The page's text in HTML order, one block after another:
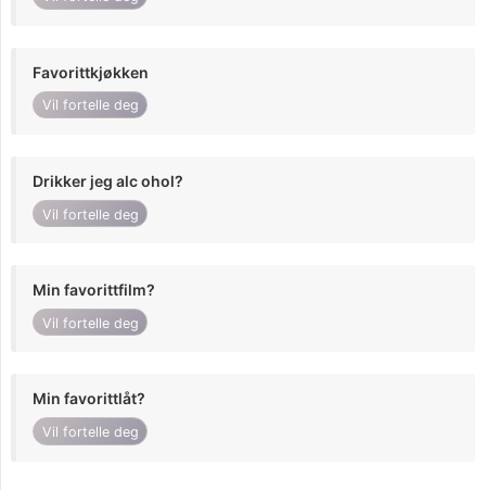
Favorittkjøkken
Vil fortelle deg
Drikker jeg alc ohol?
Vil fortelle deg
Min favorittfilm?
Vil fortelle deg
Min favorittlåt?
Vil fortelle deg